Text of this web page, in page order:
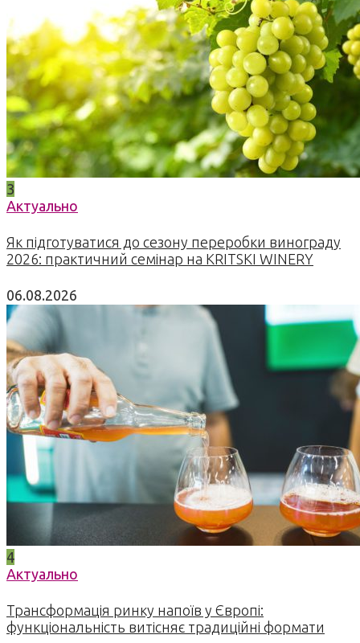
3
Актуально
Як підготуватися до сезону переробки винограду
2026: практичний семінар на KRITSKI WINERY
06.08.2026
4
Актуально
Трансформація ринку напоїв у Європі:
функціональність витісняє традиційні формати